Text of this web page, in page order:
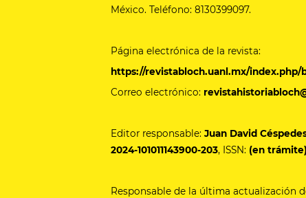
México. Teléfono: 8130399097.
Página electrónica de la revista:
https://revistabloch.uanl.mx/index.php/
Correo electrónico:
Editor responsable:Juan David
2024-101011143900-203, ISSN: (en trámite)
Responsable de la última actualización